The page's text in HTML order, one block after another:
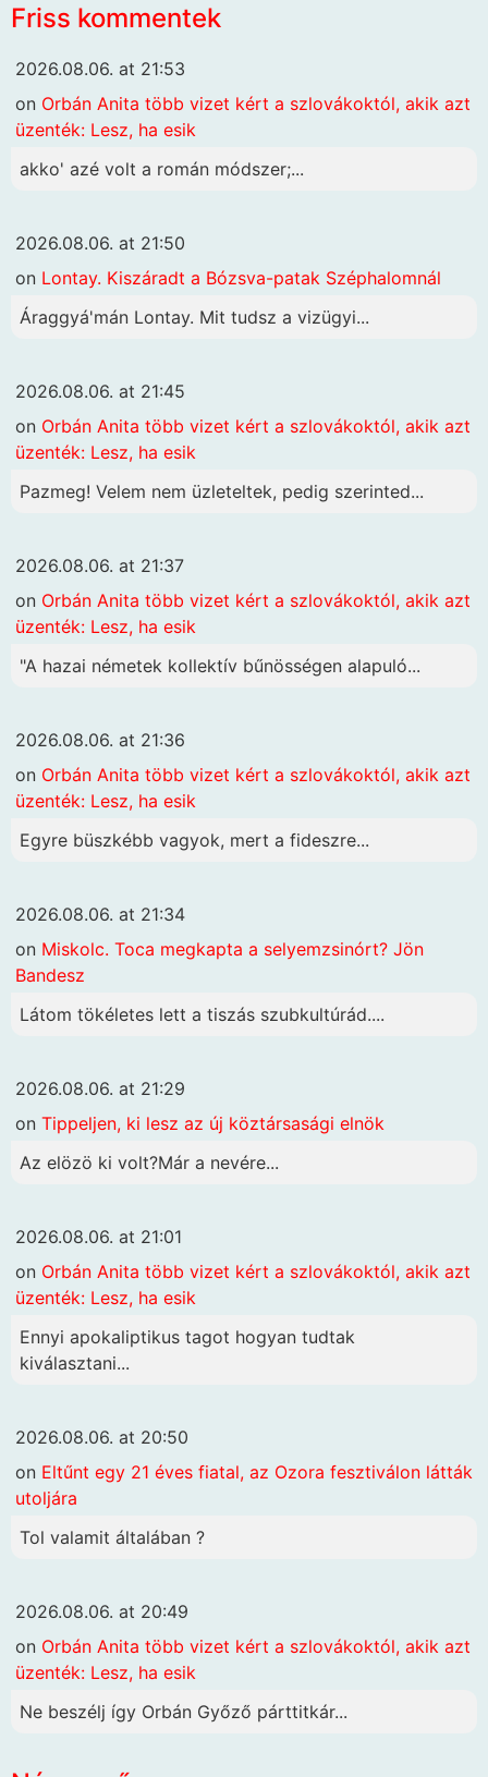
Friss kommentek
2026.08.06. at 21:53
on Orbán Anita több vizet kért a szlovákoktól, akik azt
üzenték: Lesz, ha esik
akko' azé volt a román módszer;...
2026.08.06. at 21:50
on Lontay. Kiszáradt a Bózsva-patak Széphalomnál
Áraggyá'mán Lontay. Mit tudsz a vizügyi...
2026.08.06. at 21:45
on Orbán Anita több vizet kért a szlovákoktól, akik azt
üzenték: Lesz, ha esik
Pazmeg! Velem nem üzleteltek, pedig szerinted...
2026.08.06. at 21:37
on Orbán Anita több vizet kért a szlovákoktól, akik azt
üzenték: Lesz, ha esik
"A hazai németek kollektív bűnösségen alapuló...
2026.08.06. at 21:36
on Orbán Anita több vizet kért a szlovákoktól, akik azt
üzenték: Lesz, ha esik
Egyre büszkébb vagyok, mert a fideszre...
2026.08.06. at 21:34
on Miskolc. Toca megkapta a selyemzsinórt? Jön
Bandesz
Látom tökéletes lett a tiszás szubkultúrád....
2026.08.06. at 21:29
on Tippeljen, ki lesz az új köztársasági elnök
Az elözö ki volt?Már a nevére...
2026.08.06. at 21:01
on Orbán Anita több vizet kért a szlovákoktól, akik azt
üzenték: Lesz, ha esik
Ennyi apokaliptikus tagot hogyan tudtak
kiválasztani...
2026.08.06. at 20:50
on Eltűnt egy 21 éves fiatal, az Ozora fesztiválon látták
utoljára
Tol valamit általában ?
2026.08.06. at 20:49
on Orbán Anita több vizet kért a szlovákoktól, akik azt
üzenték: Lesz, ha esik
Ne beszélj így Orbán Győző párttitkár...